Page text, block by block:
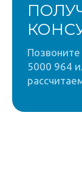
5000 964